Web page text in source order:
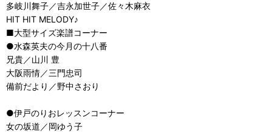
多岐川舞子／吉永加世子／佐々木麻衣
HIT HIT MELODY♪
■大型サイズ楽譜コーナー
●水森英夫の今月の十八番
兄貴／山川 豊
大阪雨情／三門忠司
備前だより／野中さおり
●伊戸のりおレッスンコーナー
女の坂道／岡ゆう子